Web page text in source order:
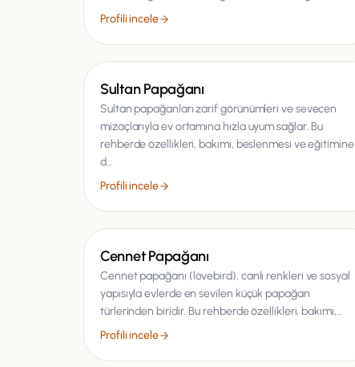
Profili incele
Kuş
Sultan Papağanı
Sultan papağanları zarif görünümleri ve sevecen
mizaçlarıyla ev ortamına hızla uyum sağlar. Bu
rehberde özellikleri, bakımı, beslenmesi ve eğitimine
d…
Profili incele
Cennet Papağanı
Cennet papağanı (lovebird), canlı renkleri ve sosyal
yapısıyla evlerde en sevilen küçük papağan
türlerinden biridir. Bu rehberde özellikleri, bakımı,…
Profili incele